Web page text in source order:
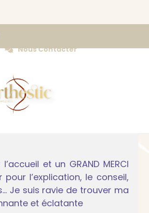
Nous Contacter
et un GRAND MERCI
pour l’explication, le conseil,
Je suis ravie de trouver ma
et éclatante